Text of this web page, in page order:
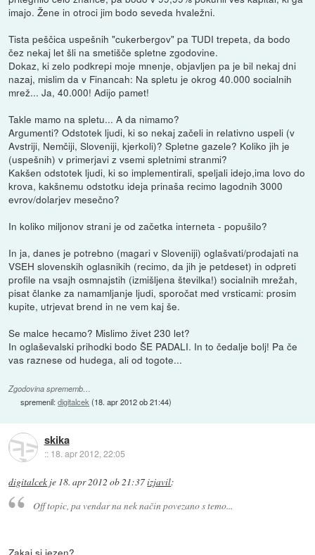
imajo. Žene in otroci jim bodo seveda hvaležni.
Tista peščica uspešnih "cukerbergov" pa TUDI trepeta, da bodo
čez nekaj let šli na smetišče spletne zgodovine.
Dokaz, ki zelo podkrepi moje mnenje, objavljen pa je bil nekaj dni
nazaj, mislim da v Financah: Na spletu je okrog 40.000 socialnih
mrež... Ja, 40.000! Adijo pamet!
Takle mamo na spletu... A da nimamo?
Argumenti? Odstotek ljudi, ki so nekaj začeli in relativno uspeli (v
Avstriji, Nemčiji, Sloveniji, kjerkoli)? Spletne gazele? Koliko jih je
(uspešnih) v primerjavi z vsemi spletnimi stranmi?
Kakšen odstotek ljudi, ki so implementirali, speljali idejo,ima lovo do
krova, kakšnemu odstotku ideja prinaša recimo lagodnih 3000
evrov/dolarjev mesečno?
In koliko miljonov strani je od začetka interneta - popušilo?
In ja, danes je potrebno (magari v Sloveniji) oglašvati/prodajati na
VSEH slovenskih oglasnikih (recimo, da jih je petdeset) in odpreti
profile na vsajh osmnajstih (izmišljena številka!) socialnih mrežah,
pisat članke za namamljanje ljudi, sporočat med vrsticami: prosim
kupite, utrjevat brend in ne vem kaj še.
Se malce hecamo? Mislimo živet 230 let?
In oglaševalski prihodki bodo ŠE PADALI. In to čedalje bolj! Pa če
vas raznese od hudega, ali od togote...
Zgodovina sprememb…
spremenil:digitalcek (18. apr 2012 ob 21:44)
skika
:: 18. apr 2012, 22:05
digitalcek je 18. apr 2012 ob 21:37izjavil:
Off topic, pa vendar na nek način povezano s temo...